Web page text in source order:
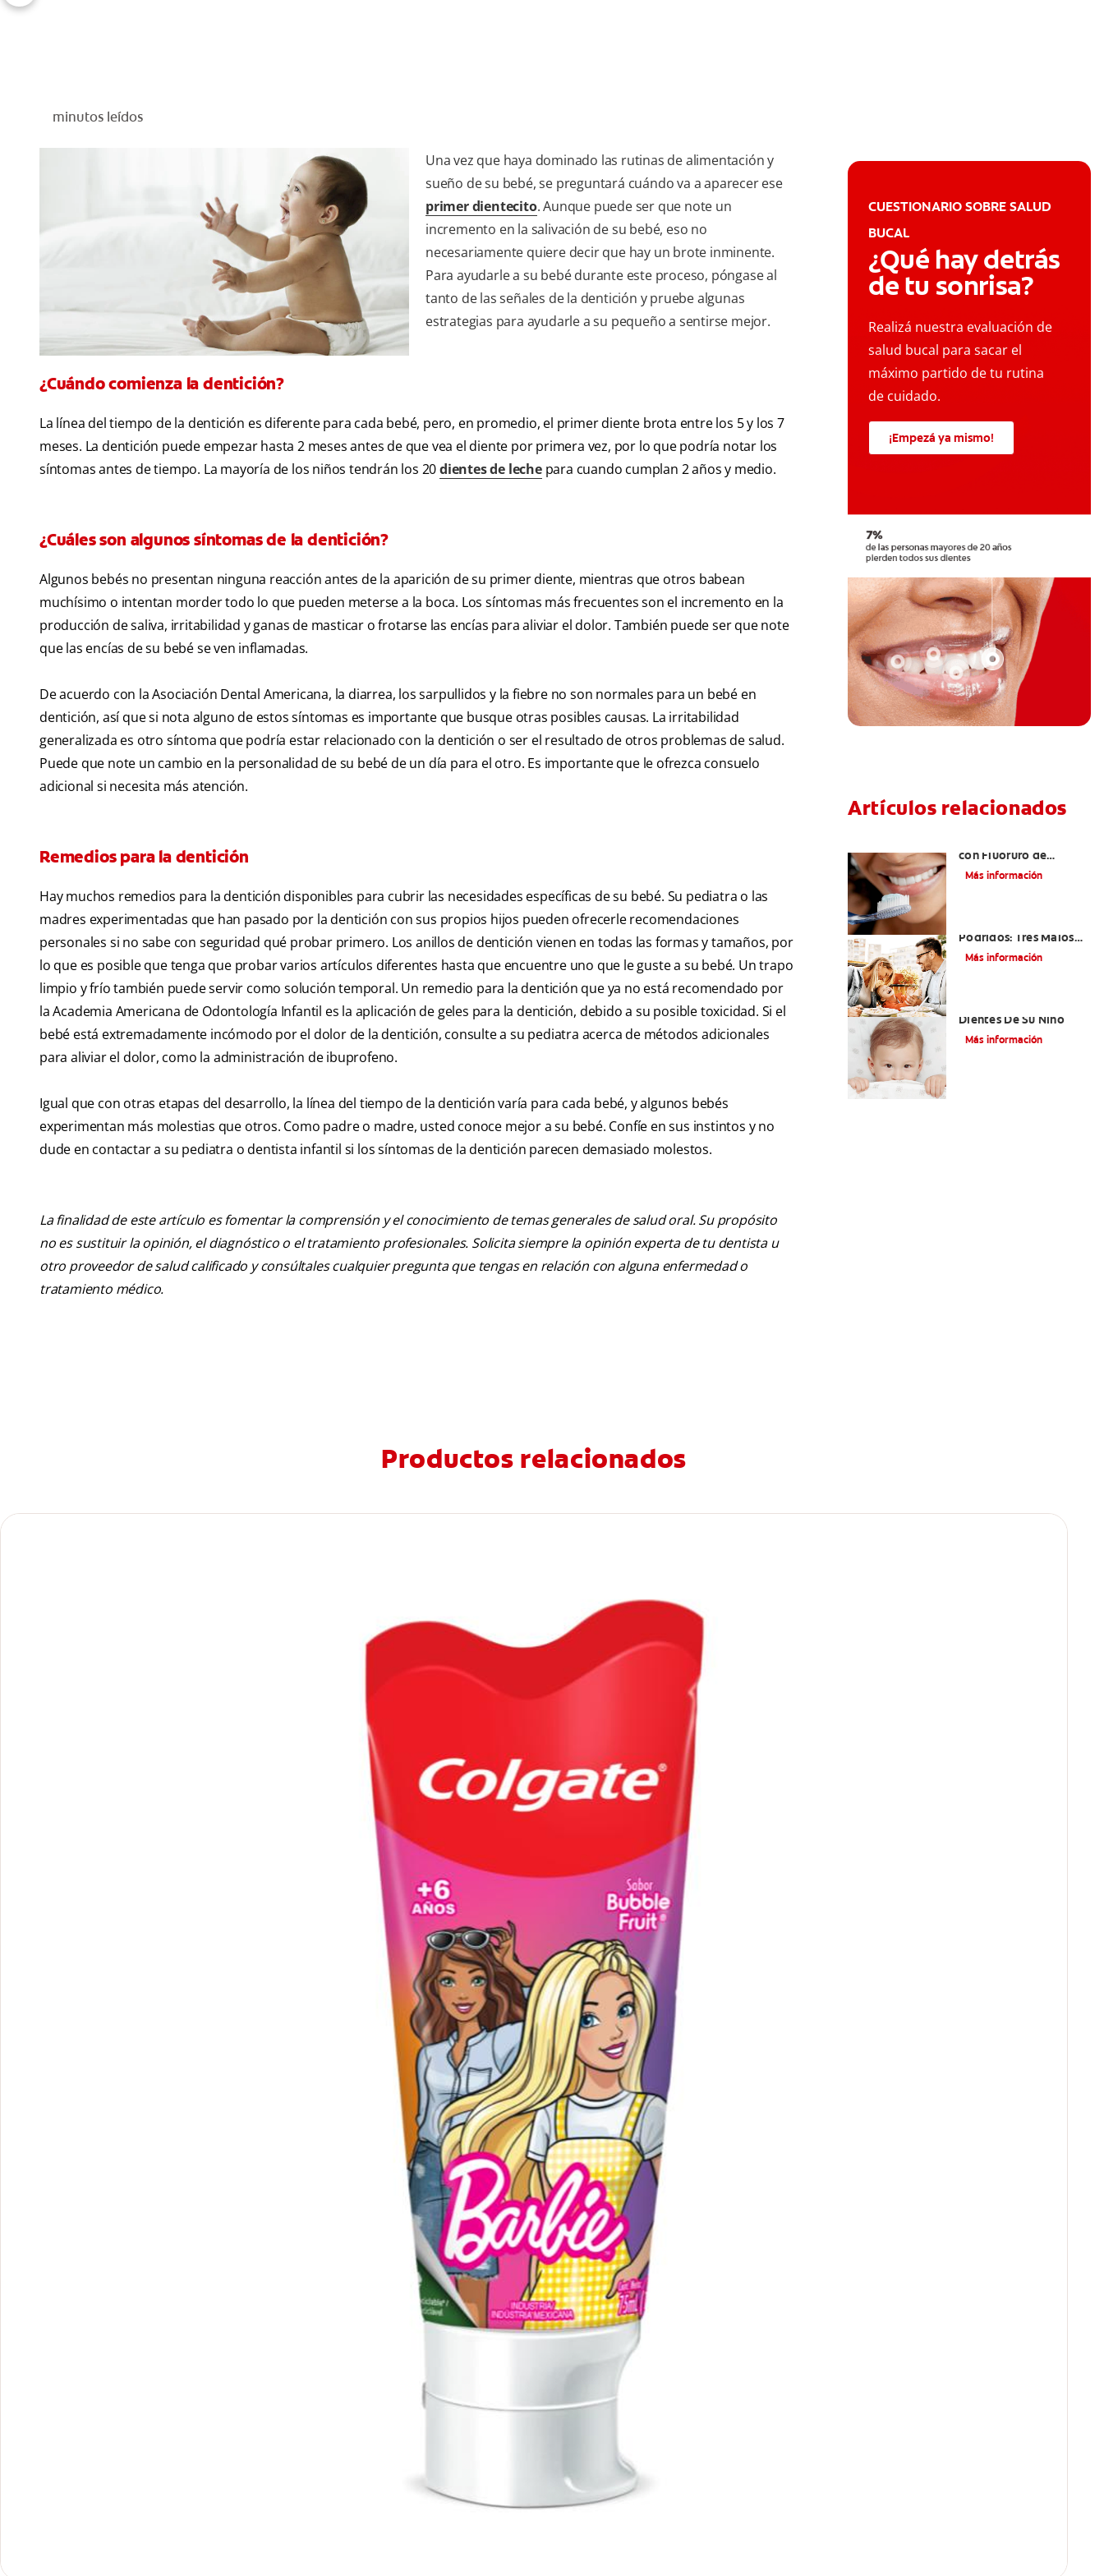
minutos leídos
Una vez que haya dominado las rutinas de alimentación y
sueño de su bebé, se preguntará cuándo va a aparecer ese
primer dientecito. Aunque puede ser que note un
incremento en la salivación de su bebé, eso no
necesariamente quiere decir que hay un brote inminente.
Para ayudarle a su bebé durante este proceso, póngase al
tanto de las señales de la dentición y pruebe algunas
estrategias para ayudarle a su pequeño a sentirse mejor.
¿Cuándo comienza la dentición?
La línea del tiempo de la dentición es diferente para cada bebé, pero, en promedio, el primer diente brota entre los 5 y los 7
meses. La dentición puede empezar hasta 2 meses antes de que vea el diente por primera vez, por lo que podría notar los
síntomas antes de tiempo. La mayoría de los niños tendrán los 20dientes de lechepara cuando cumplan 2 años y medio.
¿Cuáles son algunos síntomas de la dentición?
Algunos bebés no presentan ninguna reacción antes de la aparición de su primer diente, mientras que otros babean
muchísimo o intentan morder todo lo que pueden meterse a la boca. Los síntomas más frecuentes son el incremento en la
producción de saliva, irritabilidad y ganas de masticar o frotarse las encías para aliviar el dolor. También puede ser que note
que las encías de su bebé se ven inflamadas.
De acuerdo con la Asociación Dental Americana, la diarrea, los sarpullidos y la fiebre no son normales para un bebé en
dentición, así que si nota alguno de estos síntomas es importante que busque otras posibles causas. La irritabilidad
generalizada es otro síntoma que podría estar relacionado con la dentición o ser el resultado de otros problemas de salud.
Puede que note un cambio en la personalidad de su bebé de un día para el otro. Es importante que le ofrezca consuelo
adicional si necesita más atención.
Remedios para la dentición
Hay muchos remedios para la dentición disponibles para cubrir las necesidades específicas de su bebé. Su pediatra o las
madres experimentadas que han pasado por la dentición con sus propios hijos pueden ofrecerle recomendaciones
personales si no sabe con seguridad qué probar primero. Los anillos de dentición vienen en todas las formas y tamaños, por
lo que es posible que tenga que probar varios artículos diferentes hasta que encuentre uno que le guste a su bebé. Un trapo
limpio y frío también puede servir como solución temporal. Un remedio para la dentición que ya no está recomendado por
la Academia Americana de Odontología Infantil es la aplicación de geles para la dentición, debido a su posible toxicidad. Si el
bebé está extremadamente incómodo por el dolor de la dentición, consulte a su pediatra acerca de métodos adicionales
para aliviar el dolor, como la administración de ibuprofeno.
Igual que con otras etapas del desarrollo, la línea del tiempo de la dentición varía para cada bebé, y algunos bebés
experimentan más molestias que otros. Como padre o madre, usted conoce mejor a su bebé. Confíe en sus instintos y no
dude en contactar a su pediatra o dentista infantil si los síntomas de la dentición parecen demasiado molestos.
La finalidad de este artículo es fomentar la comprensión y el conocimiento de temas generales de salud oral. Su propósito
no es sustituir la opinión, el diagnóstico o el tratamiento profesionales. Solicita siempre la opinión experta de tu dentista u
otro proveedor de salud calificado y consúltales cualquier pregunta que tengas en relación con alguna enfermedad o
tratamiento médico.
CUESTIONARIO SOBRE SALUD
BUCAL
¿Qué hay detrás
de tu sonrisa?
Realizá nuestra evaluación de
salud bucal para sacar el
máximo partido de tu rutina
de cuidado.
¡Empezá ya mismo!
Artículos relacionados
con Fluoruro de
Estaño?
Más información
Podridos: Tres Malos
Hábitos Que Podrían
Más información
Dientes De Su Niño
Más información
Productos relacionados